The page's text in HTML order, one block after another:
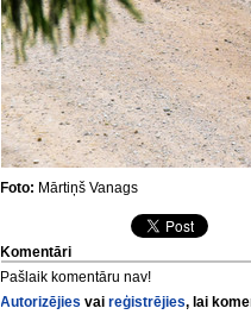
Foto: Mārtiņš Vanags
Komentāri
Pašlaik komentāru nav!
Autorizējies vaireģistrējies, lai